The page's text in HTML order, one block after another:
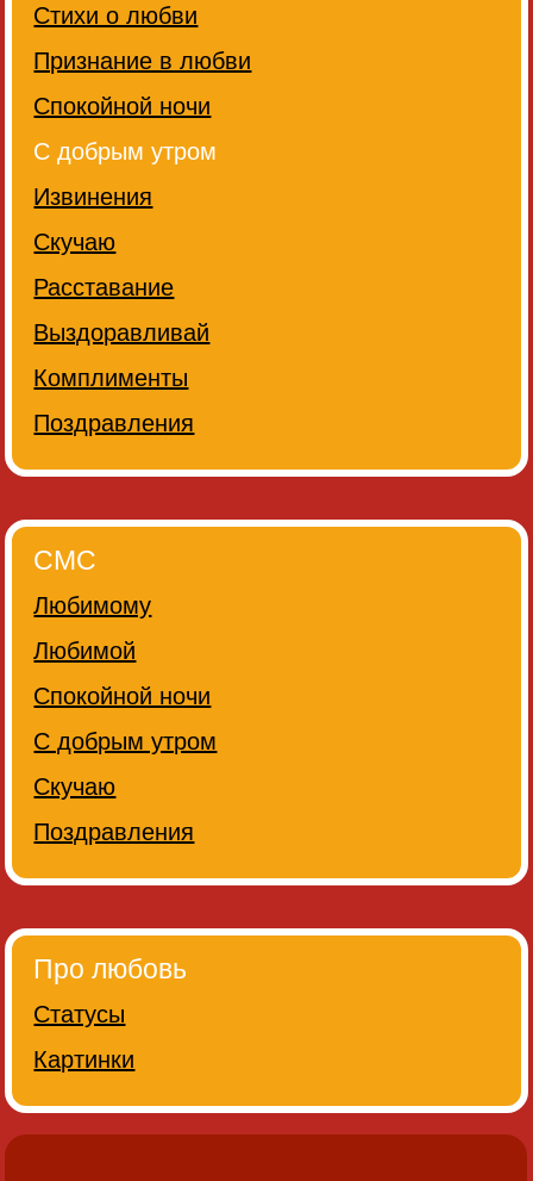
Стихи о любви
Признание в любви
Спокойной ночи
С добрым утром
Извинения
Скучаю
Расставание
Выздоравливай
Комплименты
Поздравления
СМС
Любимому
Любимой
Спокойной ночи
С добрым утром
Скучаю
Поздравления
Про любовь
Статусы
Картинки